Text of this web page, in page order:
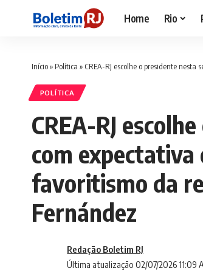
Home Rio
Início» Política » CREA-RJ escolhe o presidente nesta
POLÍTICA
CREA-RJ
com expectativa
favoritismo da
Fernández
Última atualização 02/07/2026 11:09
Redação Boletim RJ